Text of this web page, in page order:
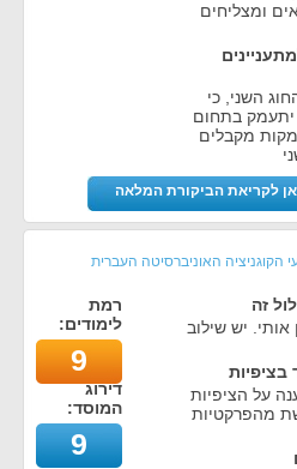
ומצליחים
השני, כי
יתעמק בתחום
מקבלים
לקריאת הביקורת המלאה
הקוגניציה האוניברסיטה העברית
זה
אותי. יש שילוב
על הציפיות
מהפרקטיות
רמת
לימודים:
9
דירוג
המוסד:
9